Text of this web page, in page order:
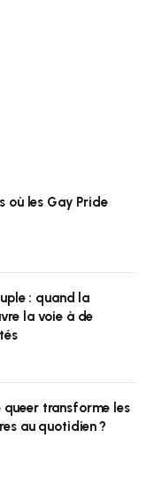
où les Gay Pride
: quand la
la voie à de
transforme les
au quotidien ?